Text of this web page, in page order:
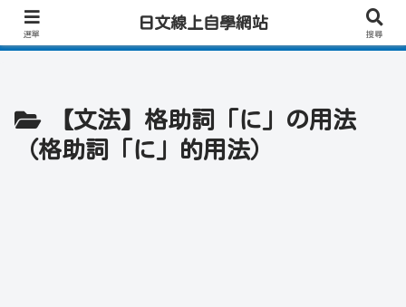
日文學習首選｜快速學會實用日文｜專業日籍老師一對一線上教學｜高效會話練
【文法】格助詞「に」の用法
（格助詞「に」的用法）
選單
日文線上自學網站
搜尋